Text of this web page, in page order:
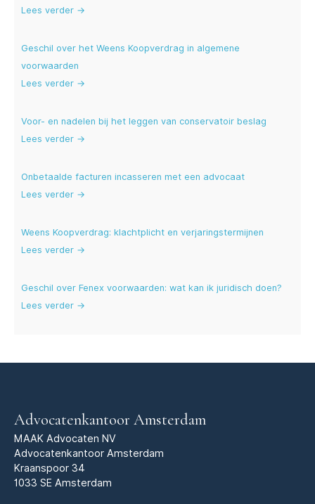
Lees verder →
Geschil over het Weens Koopverdrag in algemene
voorwaarden
Lees verder →
Voor- en nadelen bij het leggen van conservatoir beslag
Lees verder →
Onbetaalde facturen incasseren met een advocaat
Lees verder →
Weens Koopverdrag: klachtplicht en verjaringstermijnen
Lees verder →
Geschil over Fenex voorwaarden: wat kan ik juridisch doen?
Lees verder →
Advocatenkantoor Amsterdam
MAAK Advocaten NV
Advocatenkantoor Amsterdam
Kraanspoor 34
1033 SE Amsterdam